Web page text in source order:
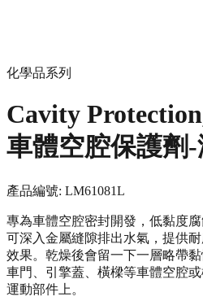
化學品系列
Cavity
車體空腔保護劑
產品編號: LM61081L
專為車體空腔密封開發，低黏度
可深入金屬縫隙排出水氣，提供
效果。乾燥後會留一下一層略帶
車門、引擎蓋、橫樑等車體空腔
運動部件上。